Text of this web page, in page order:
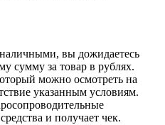
вы дожидаетесь
сумму за товар в рублях.
можно осмотреть на
указанным условиям.
и получает чек.